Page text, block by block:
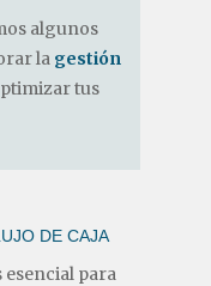
algunos
la gestión
tus
DE CAJA
esencial para